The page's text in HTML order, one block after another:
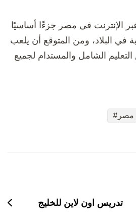
عبر الإنترنت في مصر جزءًا أساسيًا
في البلاد، ومن المتوقع أن يلعب
الشامل والمستدام لجميع
مصر
تدريس اون لاين للخليج